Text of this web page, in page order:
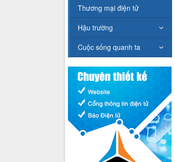
Thương mại điện tử
Hậu trường
Cuộc sống quanh ta